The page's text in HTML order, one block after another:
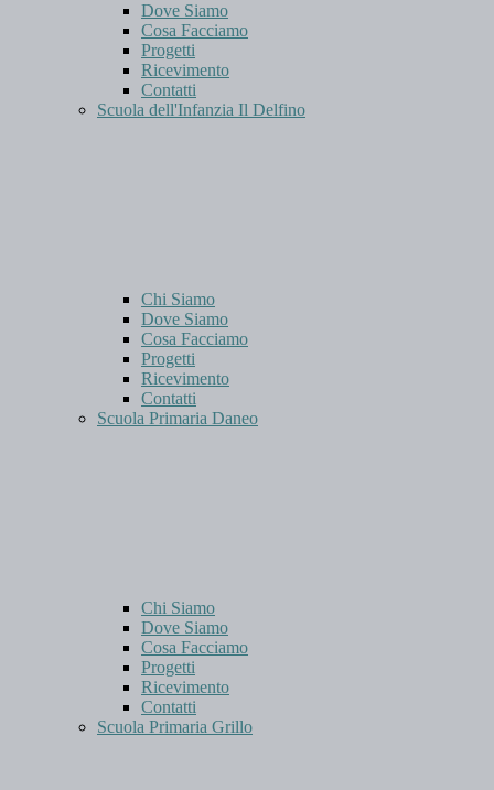
Dove Siamo
Cosa Facciamo
Progetti
Ricevimento
Contatti
Scuola dell'Infanzia Il Delfino
Chi Siamo
Dove Siamo
Cosa Facciamo
Progetti
Ricevimento
Contatti
Scuola Primaria Daneo
Chi Siamo
Dove Siamo
Cosa Facciamo
Progetti
Ricevimento
Contatti
Scuola Primaria Grillo